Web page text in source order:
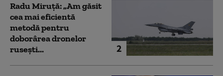
2
Radu Miruță: „Am găsit
cea mai eficientă
metodă pentru
doborârea dronelor
rusești...